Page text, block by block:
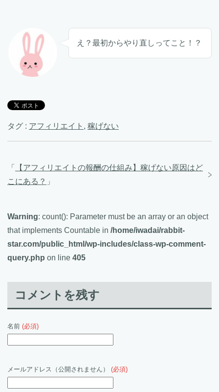
え？最初からやり直しってこと！？
タグ : アフィリエイト , 稼げない
「
【アフィリエイトの報酬の仕組み】稼げない原因はど
こにある？ 」
Warning: count(): Parameter must be an array or an object
that implements Countable in /home/iwadai/rabbit-
star.com/public_html/wp-includes/class-wp-comment-
query.php on line 405
コメントを残す
名前 (必須)
メールアドレス（公開されません） (必須)